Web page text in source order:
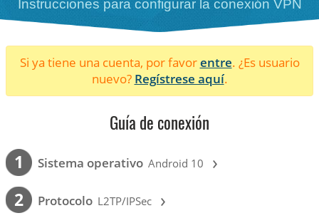
Instrucciones para configurar la conexión VPN
Si ya tiene una cuenta, por favorentre. ¿Es usuario
nuevo? Regístrese aquí.
Guía de conexión
1 Sistema operativo Android 10 ›
2 Protocolo L2TP/IPSec ›